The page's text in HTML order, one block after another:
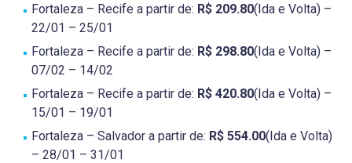
Fortaleza – Recife a partir de: R$ 209.80(Ida e Volta) –
22/01 – 25/01
Fortaleza – Recife a partir de: R$ 298.80(Ida e Volta) –
07/02 – 14/02
Fortaleza – Recife a partir de: R$ 420.80(Ida e Volta) –
15/01 – 19/01
Fortaleza – Salvador a partir de: R$ 554.00(Ida e Volta)
– 28/01 – 31/01